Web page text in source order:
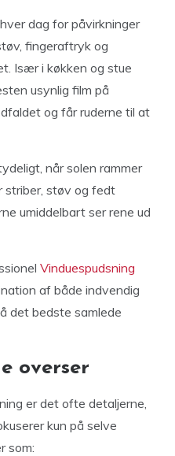
dag for påvirkninger
fingeraftryk og
Især i køkken og stue
usynlig film på
og får ruderne til at
når solen rammer
striber, støv og fedt
umiddelbart ser rene ud
Vinduespudsning
af både indvendig
det bedste samlede
overser
er det ofte detaljerne,
kun på selve
som: